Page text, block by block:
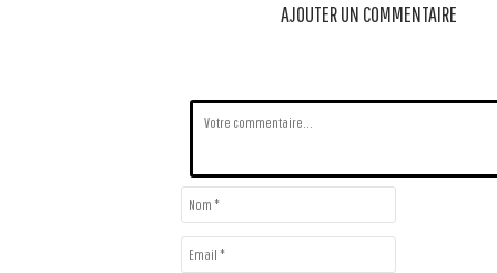
AJOUTER UN COMMENTAIRE